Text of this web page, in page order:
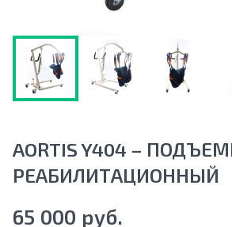
AORTIS Y404 –
РЕАБИЛИТАЦИОННЫЙ
65 000 руб.